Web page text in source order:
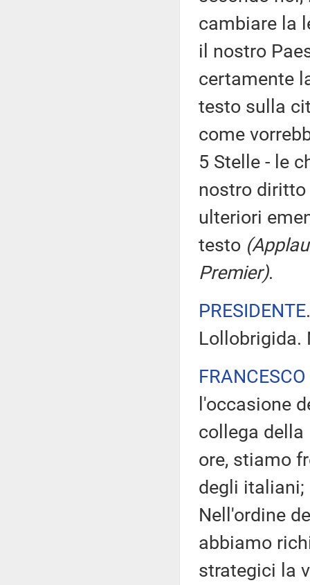
cambiare la
il nostro
certamente
testo sulla
come
5 Stelle - le
nostro diritto
ulteriori
testo
Premier).
PRESIDENTE
Lollobrigida.
l'occasione
collega della
ore, stiamo
degli italiani;
Nell'ordine
abbiamo
strategici la